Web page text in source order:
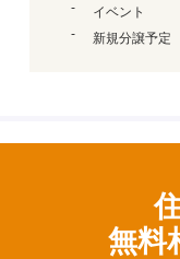
イベント
新規分譲予定
無料